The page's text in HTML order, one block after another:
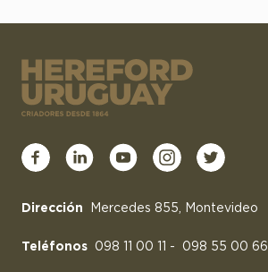
Dirección Mercedes 855, Montevideo
Teléfonos 098 11 00 11 - 098 55 00 66